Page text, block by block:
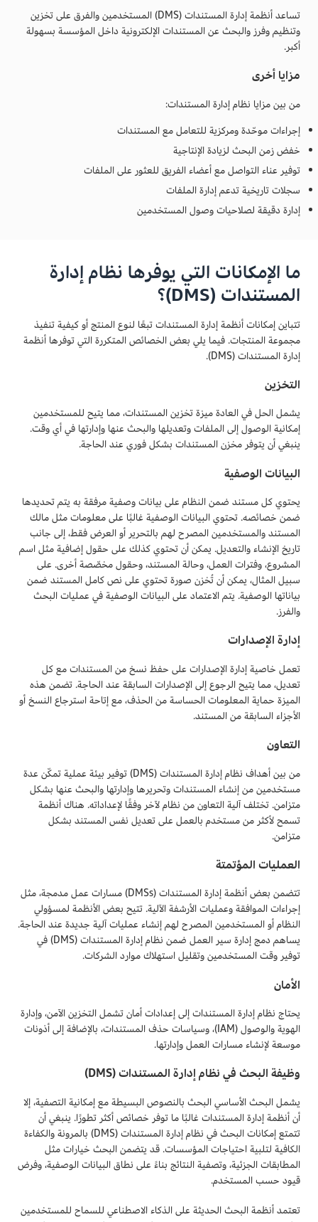
تساعد أنظمة إدارة المستندات (DMS) المستخدمين والفرق على تخزين
وتنظيم وفرز والبحث عن المستندات الإلكترونية داخل المؤسسة بسهولة
أكبر.
مزايا أخرى
من بين مزايا نظام إدارة المستندات:
إجراءات موحّدة ومركزية للتعامل مع المستندات
خفض زمن البحث لزيادة الإنتاجية
توفير عناء التواصل مع أعضاء الفريق للعثور على الملفات
سجلات تاريخية تدعم إدارة الملفات
إدارة دقيقة لصلاحيات وصول المستخدمين
ما الإمكانات التي يوفرها نظام إدارة
المستندات (DMS)؟
تتباين إمكانات أنظمة إدارة المستندات تبعًا لنوع المنتج أو كيفية تنفيذ
مجموعة المنتجات. فيما يلي بعض الخصائص المتكررة التي توفرها أنظمة
إدارة المستندات (DMS).
التخزين
يشمل الحل في العادة ميزة تخزين المستندات، مما يتيح للمستخدمين
إمكانية الوصول إلى الملفات وتعديلها والبحث عنها وإدارتها في أي وقت.
ينبغي أن يتوفر مخزن المستندات بشكل فوري عند الحاجة.
البيانات الوصفية
يحتوي كل مستند ضمن النظام على بيانات وصفية مرفقة به يتم تحديدها
ضمن خصائصه. تحتوي البيانات الوصفية غالبًا على معلومات مثل مالك
المستند والمستخدمين المصرح لهم بالتحرير أو العرض فقط، إلى جانب
تاريخ الإنشاء والتعديل. يمكن أن تحتوي كذلك على حقول إضافية مثل اسم
المشروع، وفترات العمل، وحالة المستند، وحقول مخصّصة أخرى. على
سبيل المثال، يمكن أن تُخزن صورة تحتوي على نص كامل المستند ضمن
بياناتها الوصفية. يتم الاعتماد على البيانات الوصفية في عمليات البحث
والفرز.
إدارة الإصدارات
تعمل خاصية إدارة الإصدارات على حفظ نسخ من المستندات مع كل
تعديل، مما يتيح الرجوع إلى الإصدارات السابقة عند الحاجة. تضمن هذه
الميزة حماية المعلومات الحساسة من الحذف، مع إتاحة استرجاع النسخ أو
الأجزاء السابقة من المستند.
التعاون
من بين أهداف نظام إدارة المستندات (DMS) توفير بيئة عملية تمكّن عدة
مستخدمين من إنشاء المستندات وتحريرها وإدارتها والبحث عنها بشكل
متزامن. تختلف آلية التعاون من نظام لآخر وفقًا لإعداداته. هناك أنظمة
تسمح لأكثر من مستخدم بالعمل على تعديل نفس المستند بشكل
متزامن.
العمليات المؤتمتة
تتضمن بعض أنظمة إدارة المستندات (DMSs) مسارات عمل مدمجة، مثل
إجراءات الموافقة وعمليات الأرشفة الآلية. تتيح بعض الأنظمة لمسؤولي
النظام أو المستخدمين المصرح لهم إنشاء عمليات آلية جديدة عند الحاجة.
يساهم دمج إدارة سير العمل ضمن نظام إدارة المستندات (DMS) في
توفير وقت المستخدمين وتقليل استهلاك موارد الشركات.
الأمان
يحتاج نظام إدارة المستندات إلى إعدادات أمان تشمل التخزين الآمن، وإدارة
الهوية والوصول (IAM)، وسياسات حذف المستندات، بالإضافة إلى أذونات
موسعة لإنشاء مسارات العمل وإدارتها.
وظيفة البحث في نظام إدارة المستندات (DMS)
يشمل البحث الأساسي البحث بالنصوص البسيطة مع إمكانية التصفية، إلا
أن أنظمة إدارة المستندات غالبًا ما توفر خصائص أكثر تطورًا. ينبغي أن
تتمتع إمكانات البحث في نظام إدارة المستندات (DMS) بالمرونة والكفاءة
الكافية لتلبية احتياجات المؤسسات. قد يتضمن البحث خيارات مثل
المطابقات الجزئية، وتصفية النتائج بناءً على نطاق البيانات الوصفية، وفرض
قيود حسب المستخدم.
تعتمد أنظمة البحث الحديثة على الذكاء الاصطناعي للسماح للمستخدمين